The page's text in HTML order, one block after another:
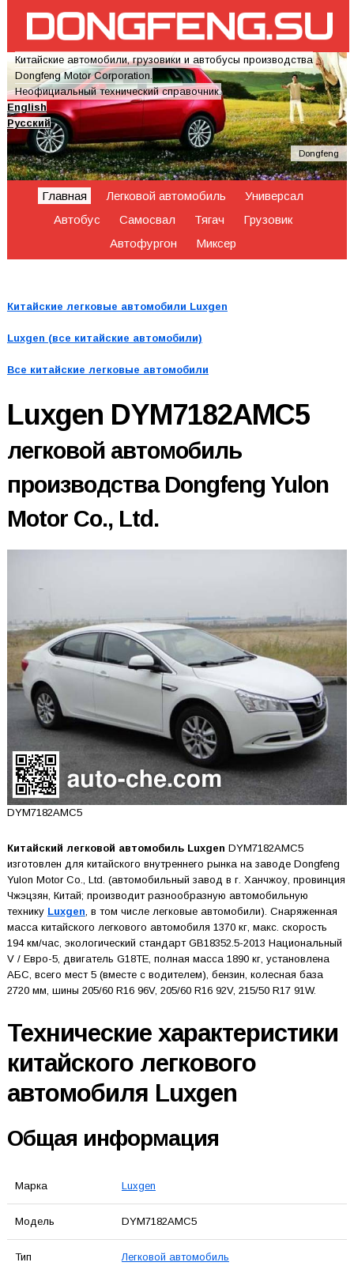
Китайские автомобили, грузовики и автобусы производства
Dongfeng Motor Corporation.
Неофициальный технический справочник.
English
Русский
Dongfeng
Главная Легковой автомобиль
Универсал
Автобус
Самосвал Тягач
Грузовик
Автофургон
Миксер
Китайские легковые автомобили Luxgen
Luxgen (все китайские автомобили)
Все китайские легковые автомобили
Luxgen DYM7182AMC5
легковой автомобиль
производства Dongfeng Yulon
Motor Co., Ltd.
DYM7182AMC5
Китайский легковой автомобиль Luxgen DYM7182AMC5
изготовлен для китайского внутреннего рынка на заводе Dongfeng
Yulon Motor Co., Ltd. (автомобильный завод в г. Ханчжоу, провинция
Чжэцзян, Китай; производит разнообразную автомобильную
технику Luxgen , в том числе легковые автомобили). Снаряженная
масса китайского легкового автомобиля 1370 кг, макс. скорость
194 км/час, экологический стандарт GB18352.5-2013 Национальный
V / Евро-5, двигатель G18TE, полная масса 1890 кг, установлена
АБС, всего мест 5 (вместе с водителем), бензин, колесная база
2720 мм, шины 205/60 R16 96V, 205/60 R16 92V, 215/50 R17 91W.
Технические характеристики
китайского легкового
автомобиля Luxgen
Общая информация
Марка Luxgen
Модель DYM7182AMC5
Тип Легковой автомобиль